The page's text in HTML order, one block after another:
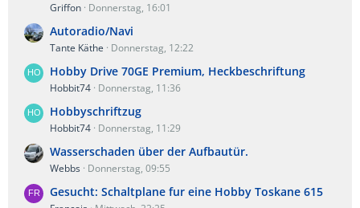
Griffon Donnerstag, 16:01
Autoradio/Navi
Tante Käthe Donnerstag, 12:22
Hobby Drive 70GE Premium, Heckbeschriftung
Hobbit74 Donnerstag, 11:36
Hobbyschriftzug
Hobbit74 Donnerstag, 11:29
Wasserschaden über der Aufbautür.
Webbs Donnerstag, 09:55
Gesucht: Schaltplane fur eine Hobby Toskane 615